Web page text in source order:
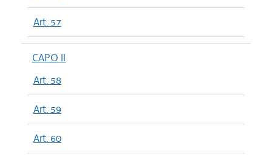
Art. 57
CAPO II
Art. 58
Art. 59
Art. 60